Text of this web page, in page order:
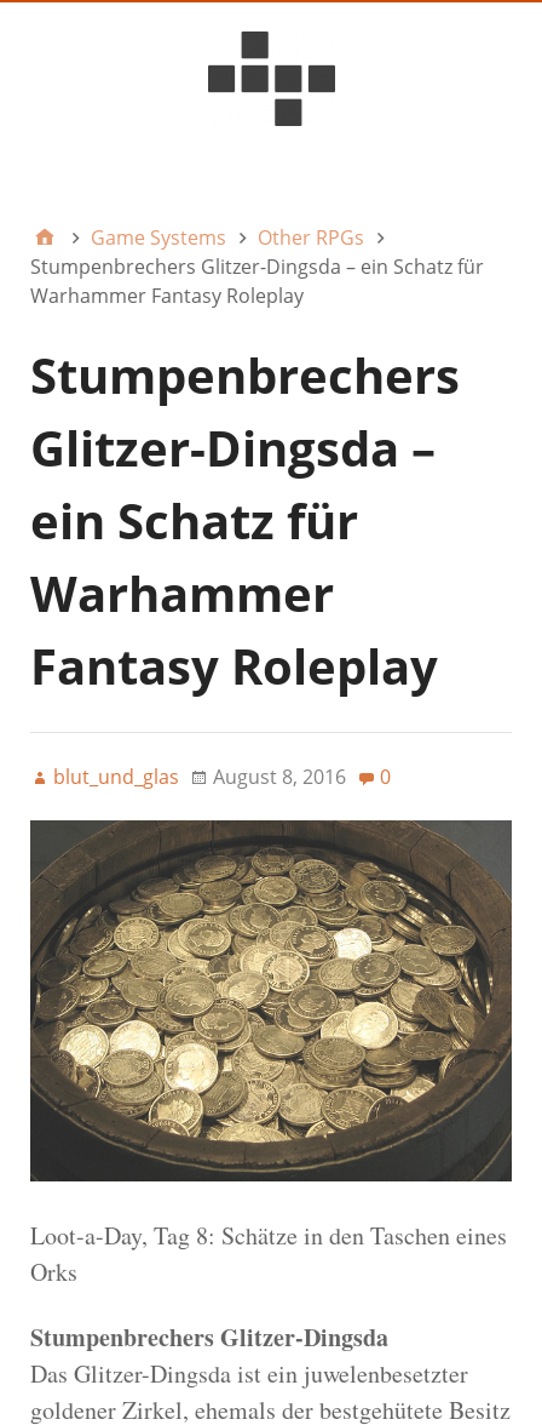
Game Systems
Other RPGs
Stumpenbrechers Glitzer-Dingsda – ein Schatz für
Warhammer Fantasy Roleplay
Stumpenbrechers
Glitzer-Dingsda –
ein Schatz für
Warhammer
Fantasy Roleplay
blut_und_glas August 8, 2016 0
Loot-a-Day, Tag 8: Schätze in den Taschen eines
Orks
Stumpenbrechers Glitzer-Dingsda
Das Glitzer-Dingsda ist ein juwelenbesetzter
goldener Zirkel, ehemals der bestgehütete Besitz